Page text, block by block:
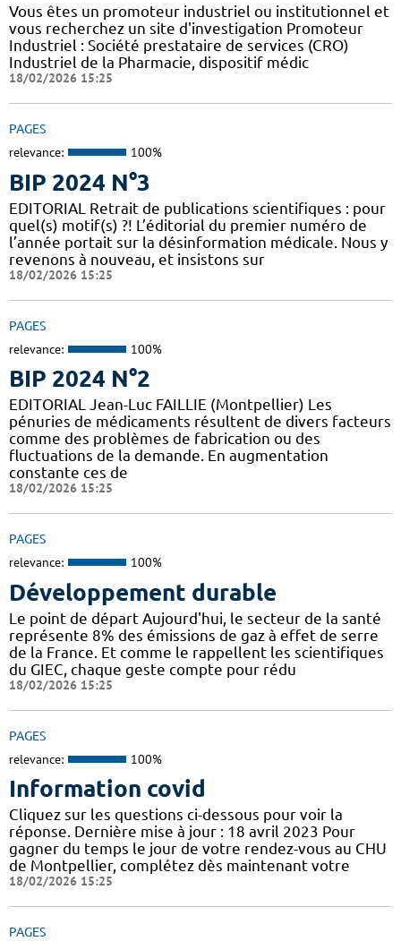
Vous êtes un promoteur industriel ou institutionnel et
vous recherchez un site d'investigation Promoteur
Industriel : Société prestataire de services (CRO)
Industriel de la Pharmacie, dispositif médic
18/02/2026 15:25
PAGES
relevance: 100%
BIP 2024 N°3
EDITORIAL Retrait de publications scientifiques : pour
quel(s) motif(s) ?! L’éditorial du premier numéro de
l’année portait sur la désinformation médicale. Nous y
revenons à nouveau, et insistons sur
18/02/2026 15:25
PAGES
relevance: 100%
BIP 2024 N°2
EDITORIAL Jean-Luc FAILLIE (Montpellier) Les
pénuries de médicaments résultent de divers facteurs
comme des problèmes de fabrication ou des
fluctuations de la demande. En augmentation
constante ces de
18/02/2026 15:25
PAGES
relevance: 100%
Développement durable
Le point de départ Aujourd'hui, le secteur de la santé
représente 8% des émissions de gaz à effet de serre
de la France. Et comme le rappellent les scientifiques
du GIEC, chaque geste compte pour rédu
18/02/2026 15:25
PAGES
relevance: 100%
Information covid
Cliquez sur les questions ci-dessous pour voir la
réponse. Dernière mise à jour : 18 avril 2023 Pour
gagner du temps le jour de votre rendez-vous au CHU
de Montpellier, complétez dès maintenant votre
18/02/2026 15:25
PAGES